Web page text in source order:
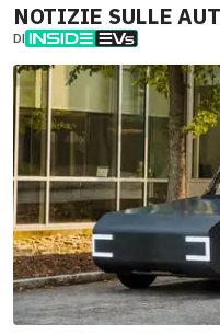
NOTIZIE SULLE
DI